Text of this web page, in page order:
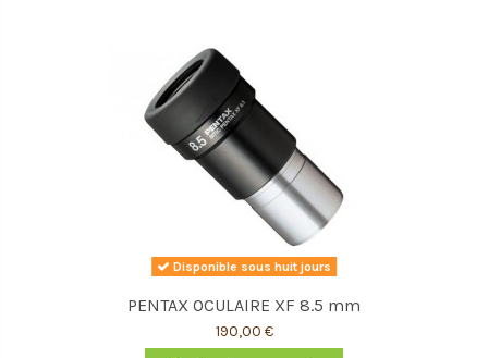
Disponible sous huit jours
PENTAX OCULAIRE XF 8.5 mm
190,00 €